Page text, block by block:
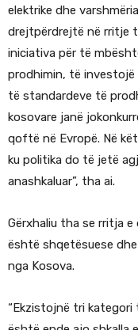
elektrike dhe
drejtpërdrejtë në rritje
iniciativa për të
prodhimin, të
të standardeve të
kosovare janë
qoftë në Evropë. Në
ku politika do të jetë
anashkaluar”, tha ai.
Gërxhaliu tha se rritja
është shqetësuese
nga Kosova.
“Ekzistojnë tri